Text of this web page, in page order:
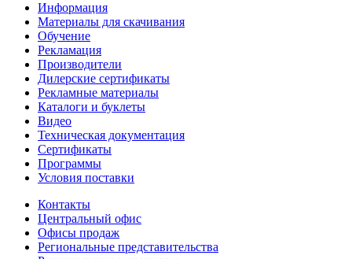
Информация
Материалы для скачивания
Обучение
Рекламация
Производители
Дилерские сертификаты
Рекламные материалы
Каталоги и буклеты
Видео
Техническая документация
Сертификаты
Программы
Условия поставки
Контакты
Центральный офис
Офисы продаж
Региональные представительства